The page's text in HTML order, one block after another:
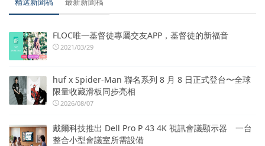
FLOC唯一基督徒專屬交友APP，基督徒的新福音
2021/03/29
huf x Spider-Man 聯名系列 8 月 8 日正式登台〜全球
限量收藏滑板同步亮相
2026/08/07
戴爾科技推出 Dell Pro P 43 4K 視訊會議顯示器 一台
整合小型會議室所需設備